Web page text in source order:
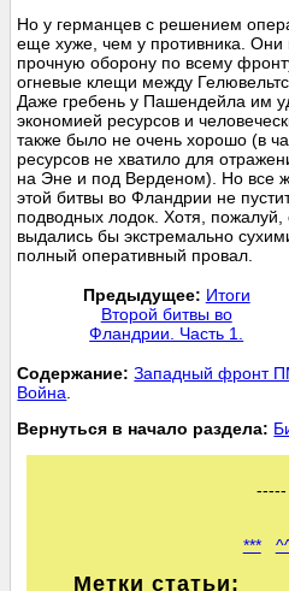
Но у германцев с решением
еще хуже, чем у противника. Они
прочную оборону по всему
огневые клещи между
Даже гребень у Пашендейла им
экономией ресурсов и
также было не очень хорошо (в
ресурсов не хватило для
на Эне и под Верденом). Но все
этой битвы во Фландрии не
подводных лодок. Хотя,
выдались бы экстремально
полный оперативный провал.
Предыдущее: Итоги
Второй битвы во
Фландрии. Часть 1.
Cодержание: Западный фронт
Война
Вернуться в начало раздела:
-----
***
Метки статьи: